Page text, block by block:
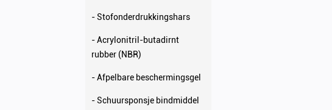
- Stofonderdrukkingshars
- Acrylonitril-butadirnt
rubber (NBR)
- Afpelbare beschermingsgel
- Schuursponsje bindmiddel